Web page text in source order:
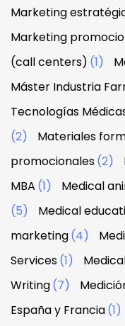
Marketing
Marketing
(call centers) (1)
Máster Industria
Tecnologías
(2)
Materiales
promocionales(2)
MBA (1) Medical
(5)
Medical
marketing(4)
Services(1)
Writing(7)
España y Francia(1)